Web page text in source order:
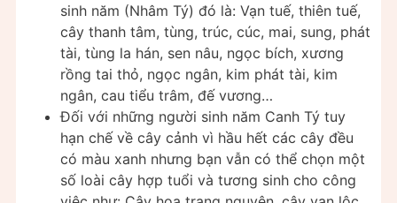
sinh năm (Nhâm Tý) đó là: Vạn tuế, thiên tuế,
cây thanh tâm, tùng, trúc, cúc, mai, sung, phát
tài, tùng la hán, sen nâu, ngọc bích, xương
rồng tai thỏ, ngọc ngân, kim phát tài, kim
ngân, cau tiểu trâm, đế vương…
Đối với những người sinh năm Canh Tý tuy
hạn chế về cây cảnh vì hầu hết các cây đều
có màu xanh nhưng bạn vẫn có thể chọn một
số loài cây hợp tuổi và tương sinh cho công